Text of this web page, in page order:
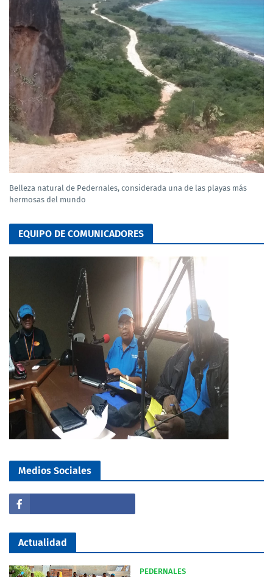
Belleza natural de Pedernales, considerada una de las playas más
hermosas del mundo
EQUIPO DE COMUNICADORES
Medios Sociales
Actualidad
PEDERNALES